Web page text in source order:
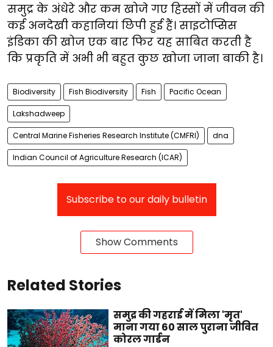
समुद्र के अंधेरे और कम खोजे गए हिस्सों में जीवन की
कई अनदेखी कहानियां छिपी हुई हैं। साइटोप्सिस
इंडिका की खोज एक बार फिर यह साबित करती है
कि प्रकृति में अभी भी बहुत कुछ खोजा जाना बाकी है।
Biodiversity Fish Biodiversity Fish Pacific Ocean
Lakshadweep
Central Marine Fisheries Research Institute (CMFRI) dna
Indian Council of Agriculture Research (ICAR)
Subscribe to our daily bulletin
Show Comments
Related Stories
समुद्र की गहराई में मिला 'मृत'
माना गया 60 साल पुराना जीवित
कोरल गार्डन